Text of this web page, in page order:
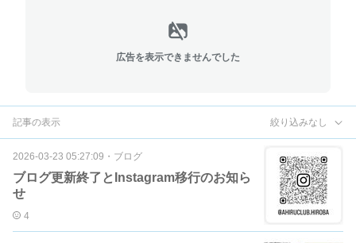
広告を表示できませんでした
記事の表示 絞り込みなし
2026-03-23 05:27:09 ・ ブログ
ブログ更新終了とInstagram移行のお知ら
せ
4